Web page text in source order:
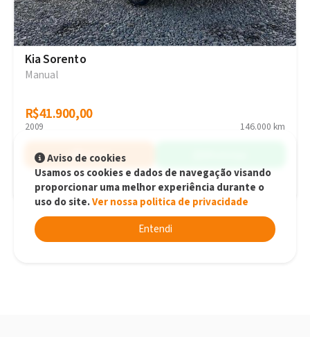
Kia Sorento
Manual
R$41.900,00
R$41.900,00
2009 146.000 km
Simular
Joinville - SC
Aviso de cookies
Usamos os cookies e dados de navegação visando
proporcionar uma melhor experiência durante o
uso do site.Ver nossa politica de privacidade
Entendi